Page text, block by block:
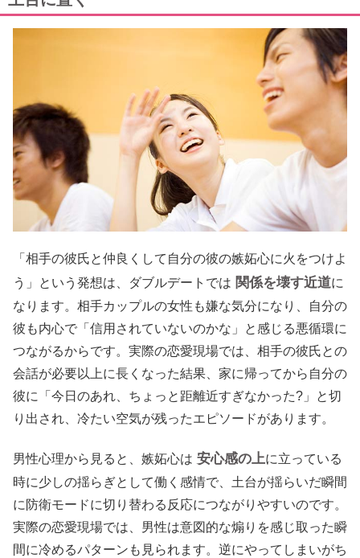
「相手の彼氏と仲良くして自分の彼の嫉妬心に火をつけよ
う」という発想は、ダブルデートでは 関係を壊す近道に
なります。相手カップルの女性も嫌な気分になり、自分の
彼も内心で「信用されていないのかな」と感じる悪循環に
つながるからです。実際の恋愛現場では、相手の彼氏との
会話が必要以上に長くなった結果、家に帰ってから自分の
彼に「今日のあれ、ちょっと距離近すぎなかった?」と切
り出され、冷たい空気が残ったエピソードがあります。
男性心理から見ると、嫉妬心は 安心感の上に立っている
時に少しの揺らぎとして働く感情で、土台が揺らいだ瞬間
に防衛モードに切り替わる反応につながりやすいのです。
実際の恋愛現場では、男性は意図的な煽りを感じ取った瞬
間に冷めるパターンも見られます。逆にやってしまいがち